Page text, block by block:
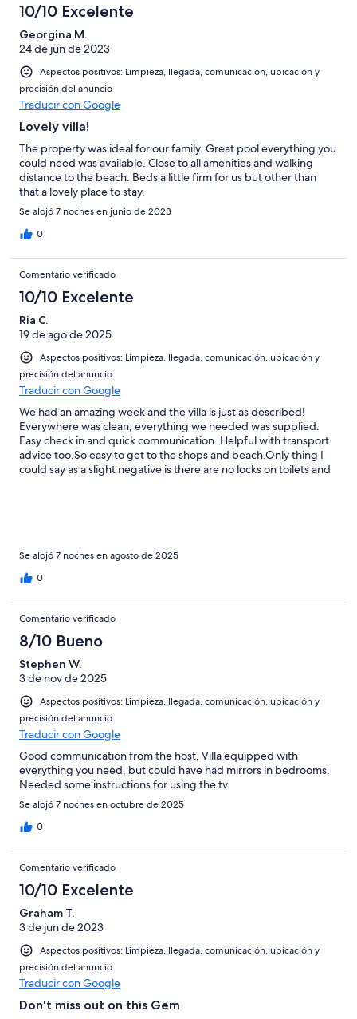
10/10 Excelente
Georgina M.
24 de jun de 2023
Aspectos positivos: Limpieza, llegada, comunicación, ubicación y
precisión del anuncio
Traducir con Google
Lovely villa!
The property was ideal for our family. Great pool everything you
could need was available. Close to all amenities and walking
distance to the beach. Beds a little firm for us but other than
that a lovely place to stay.
Se alojó 7 noches en junio de 2023
0
Comentario verificado
10/10 Excelente
Ria C.
19 de ago de 2025
Aspectos positivos: Limpieza, llegada, comunicación, ubicación y
precisión del anuncio
Traducir con Google
We had an amazing week and the villa is just as described!
Everywhere was clean, everything we needed was supplied.
Easy check in and quick communication. Helpful with transport
advice too.So easy to get to the shops and beach.Only thing I
could say as a slight negative is there are no locks on toilets and
Se alojó 7 noches en agosto de 2025
0
Comentario verificado
8/10 Bueno
Stephen W.
3 de nov de 2025
Aspectos positivos: Limpieza, llegada, comunicación, ubicación y
precisión del anuncio
Traducir con Google
Good communication from the host, Villa equipped with
everything you need, but could have had mirrors in bedrooms.
Needed some instructions for using the tv.
Se alojó 7 noches en octubre de 2025
0
Comentario verificado
10/10 Excelente
Graham T.
3 de jun de 2023
Aspectos positivos: Limpieza, llegada, comunicación, ubicación y
precisión del anuncio
Traducir con Google
Don't miss out on this Gem